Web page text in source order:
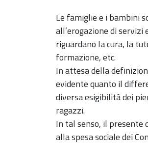
Le famiglie e i bambini
all’erogazione di
riguardano la cura, la
formazione, etc.
In attesa della
evidente quanto il
diversa esigibilità dei
ragazzi.
In tal senso, il presente
alla spesa sociale dei